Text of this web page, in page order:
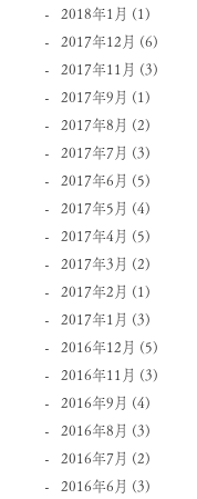
2018年1月 (1)
2017年12月 (6)
2017年11月 (3)
2017年9月 (1)
2017年8月 (2)
2017年7月 (3)
2017年6月 (5)
2017年5月 (4)
2017年4月 (5)
2017年3月 (2)
2017年2月 (1)
2017年1月 (3)
2016年12月 (5)
2016年11月 (3)
2016年9月 (4)
2016年8月 (3)
2016年7月 (2)
2016年6月 (3)